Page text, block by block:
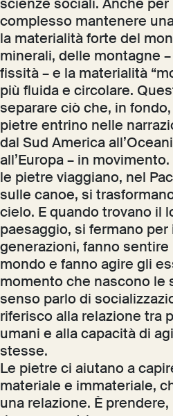
scienze sociali. Anche
complesso mantenere
la materialità forte del
minerali, delle montagne
fissità – e la materialità
più fluida e circolare.
separare ciò che, in
pietre entrino nelle
dal Sud America
all’Europa – in
le pietre viaggiano, nel
sulle canoe, si
cielo. E quando trovano il
paesaggio, si fermano
generazioni, fanno sentire
mondo e fanno agire gli
momento che nascono le
senso parlo di
riferisco alla relazione tra
umani e alla capacità di
stesse.
Le pietre ci aiutano a
materiale e immateriale,
una relazione. È